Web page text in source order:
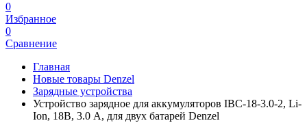
0
Избранное
0
Сравнение
Главная
Новые товары Denzel
Зарядные устройства
Устройство зарядное для аккумуляторов IBC-18-3.0-2, Li-
Ion, 18В, 3.0 А, для двух батарей Denzel